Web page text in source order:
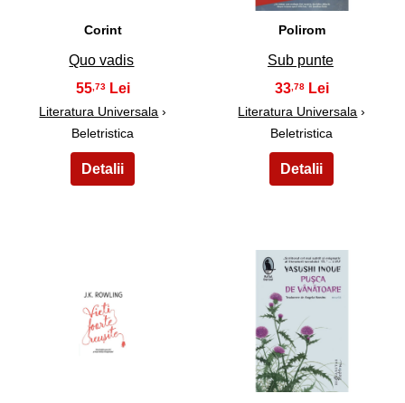
Corint
Quo vadis
55,73
Literatura Universala ›
Beletristica
Polirom
Sub punte
33 ,78
Literatura Universala ›
Beletristica
31 32